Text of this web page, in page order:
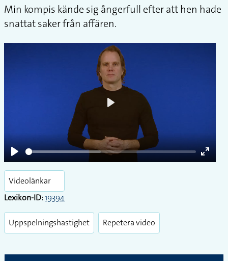
Min kompis kände sig ångerfull efter att hen hade
snattat saker från affären.
Play
Enter
Videolänkar
Lexikon-ID:19394
Uppspelningshastighet Repetera video